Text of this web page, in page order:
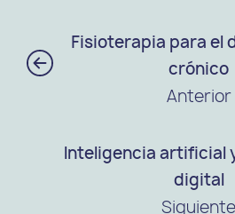
Fisioterapia para el
crónico
Anterior
Inteligencia artificial
digital
Siguiente